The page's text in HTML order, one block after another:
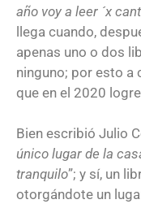
año voy a leer ´x
llega cuando,
apenas uno o dos
ninguno; por esto a
que en el 2020
Bien escribió Julio
único lugar de la
tranquilo”; y sí, un
otorgándote un